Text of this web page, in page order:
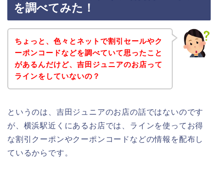
を調べてみた！
ちょっと、色々とネットで割引セールやク
ーポンコードなどを調べていて思ったこと
があるんだけど、吉田ジュニアのお店って
ラインをしていないの？
というのは、吉田ジュニアのお店の話ではないのです
が、横浜駅近くにあるお店では、ラインを使ってお得
な割引クーポンやクーポンコードなどの情報を配布し
ているからです。